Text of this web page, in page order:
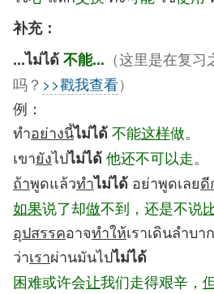
补充：
...ไม่ได้不能... （这里是在复
吗？ >>戳我查看）
例：
ทำอย่างนี้ไม่ได้不能这样做。
เขายังไปไม่ได้他还不可以走。
ถ้าพูดแล้วทำไม่ได้ อย่าพูดเลยดี
如果说了却做不到，还是不说
อุปสรรคอาจทำให้เราเดินลำบาก
ว่าเราผ่านมันไปไม่ได้
困难或许会让我们走得艰辛，